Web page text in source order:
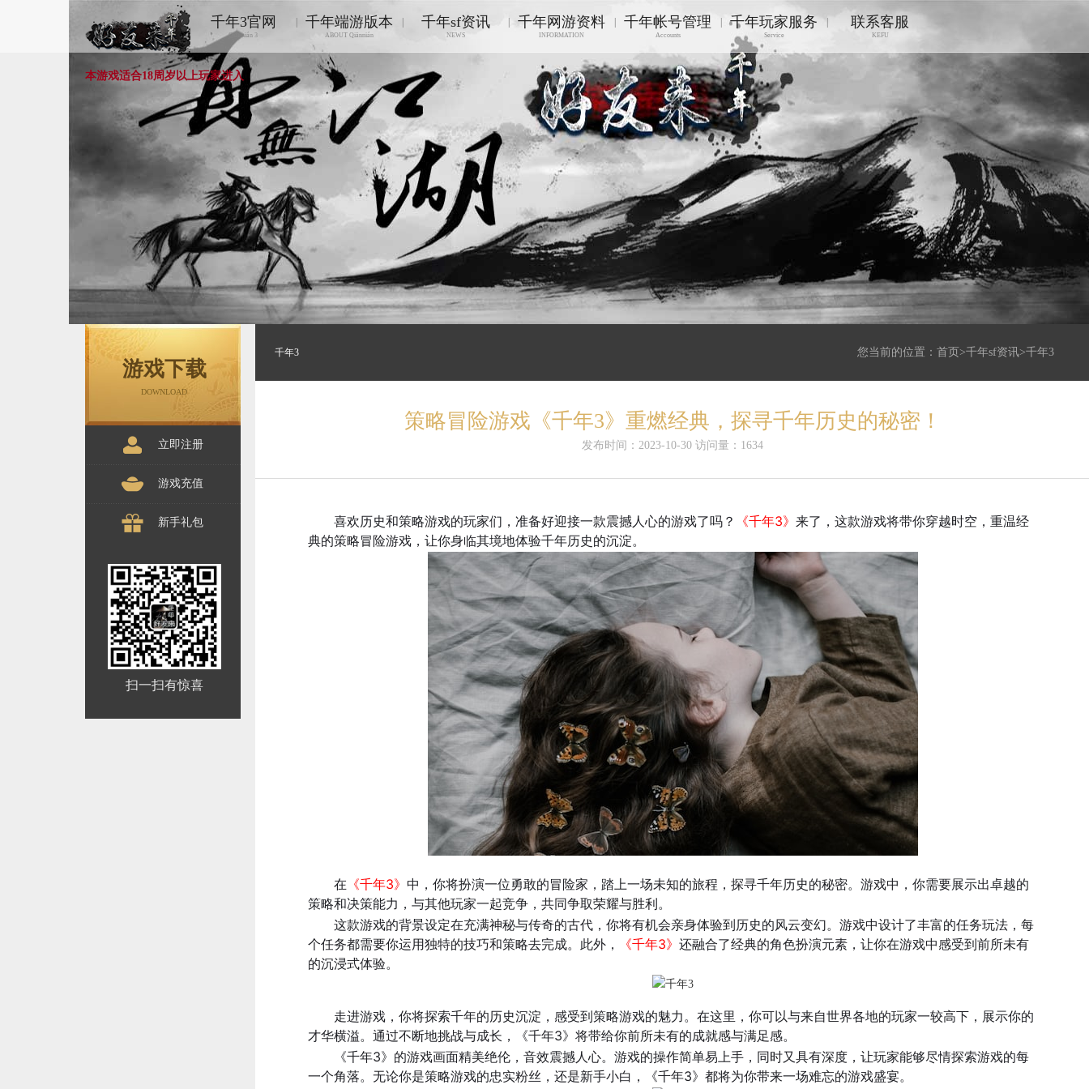
千年3官网
Qiānnián 3
千年端游版本
ABOUT Qiānnián
千年sf资讯
NEWS
千年网游资料
INFORMATION
千年帐号管理
Accounts
千年玩家服务
Service
联系客服
KEFU
本游戏适合18周岁以上玩家进入
游戏下载
DOWNLOAD
立即注册
游戏充值
新手礼包
扫一扫有惊喜
千年3 您当前的位置： 首页 >千年sf资讯>千年3
策略冒险游戏《千年3》重燃经典，探寻千年历史的秘密！
发布时间：2023-10-30 访问量：1634
喜欢历史和策略游戏的玩家们，准备好迎接一款震撼人心的游戏了吗？ 《千年3》 来了，这款游戏将带你穿越时空，重温经
典的策略冒险游戏，让你身临其境地体验千年历史的沉淀。
在 《千年3》 中，你将扮演一位勇敢的冒险家，踏上一场未知的旅程，探寻千年历史的秘密。游戏中，你需要展示出卓越的
策略和决策能力，与其他玩家一起竞争，共同争取荣耀与胜利。
这款游戏的背景设定在充满神秘与传奇的古代，你将有机会亲身体验到历史的风云变幻。游戏中设计了丰富的任务玩法，每
个任务都需要你运用独特的技巧和策略去完成。此外，
《千年3》 还融合了经典的角色扮演元素，让你在游戏中感受到前所未有
的沉浸式体验。
走进游戏，你将探索千年的历史沉淀，感受到策略游戏的魅力。在这里，你可以与来自世界各地的玩家一较高下，展示你的
才华横溢。通过不断地挑战与成长，《千年3》将带给你前所未有的成就感与满足感。
《千年3》的游戏画面精美绝伦，音效震撼人心。游戏的操作简单易上手，同时又具有深度，让玩家能够尽情探索游戏的每
一个角落。无论你是策略游戏的忠实粉丝，还是新手小白，《千年3》都将为你带来一场难忘的游戏盛宴。